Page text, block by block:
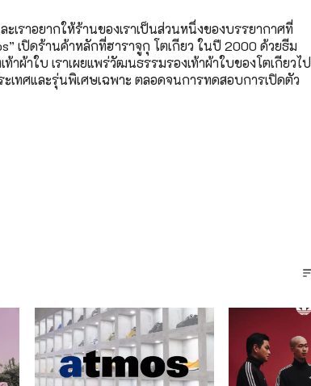
เราอยากให้ร้านของเราเป็นส่วนหนึ่งของบรรยากาศที่
เปิดร้านค้าหลักที่ฮาราจูกุ โตเกียว ในปี 2000 ด้วยธีม
าผ้าใบ เราเผยแพร่วัฒนธรรมรองเท้าผ้าใบของโตเกียวไป
ทศและรุ่นพิเศษเฉพาะ ตลอดจนการทดสอบการเปิดตัว